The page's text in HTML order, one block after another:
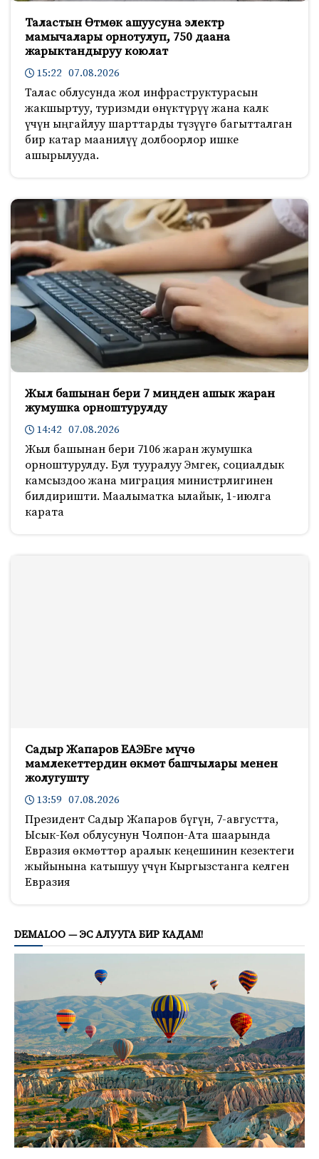
Таластын Өтмөк ашуусуна электр
мамычалары орнотулуп, 750 даана
жарыктандыруу коюлат
15:22 07.08.2026
Талас облусунда жол инфраструктурасын
жакшыртуу, туризмди өнүктүрүү жана калк
үчүн ыңгайлуу шарттарды түзүүгө багытталган
бир катар маанилүү долбоорлор ишке
ашырылууда.
Жыл башынан бери 7 миңден ашык жаран
жумушка орноштурулду
14:42 07.08.2026
Жыл башынан бери 7106 жаран жумушка
орноштурулду. Бул тууралуу Эмгек, социалдык
камсыздоо жана миграция министрлигинен
билдиришти. Маалыматка ылайык, 1-июлга
карата
Садыр Жапаров ЕАЭБге мүчө
мамлекеттердин өкмөт башчылары менен
жолугушту
13:59 07.08.2026
Президент Садыр Жапаров бүгүн, 7-августта,
Ысык-Көл облусунун Чолпон-Ата шаарында
Евразия өкмөттөр аралык кеңешинин кезектеги
жыйынына катышуу үчүн Кыргызстанга келген
Евразия
DEMALOO — ЭС АЛУУГА БИР КАДАМ!